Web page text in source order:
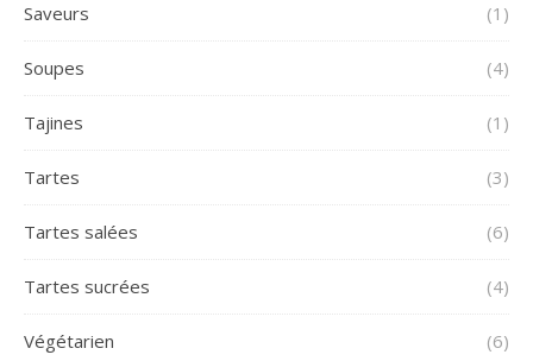
Saveurs (1)
Soupes (4)
Tajines (1)
Tartes (3)
Tartes salées (6)
Tartes sucrées (4)
Végétarien (6)